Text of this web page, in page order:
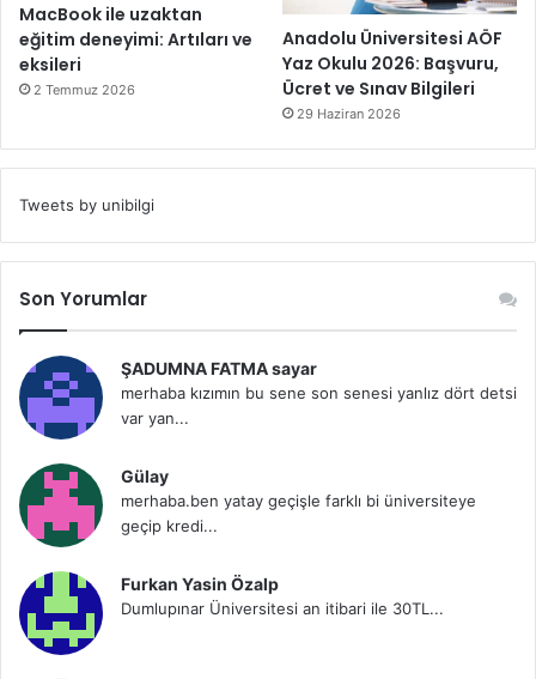
MacBook ile uzaktan
eğitim deneyimi: Artıları ve
eksileri
2 Temmuz 2026
Anadolu Üniversitesi AÖF
Yaz Okulu 2026: Başvuru,
Ücret ve Sınav Bilgileri
29 Haziran 2026
Tweets by unibilgi
Son Yorumlar
ŞADUMNA FATMA sayar
merhaba kızımın bu sene son senesi yanlız dört detsi
var yan...
Gülay
merhaba.ben yatay geçişle farklı bi üniversiteye
geçip kredi...
Furkan Yasin Özalp
Dumlupınar Üniversitesi an itibari ile 30TL...